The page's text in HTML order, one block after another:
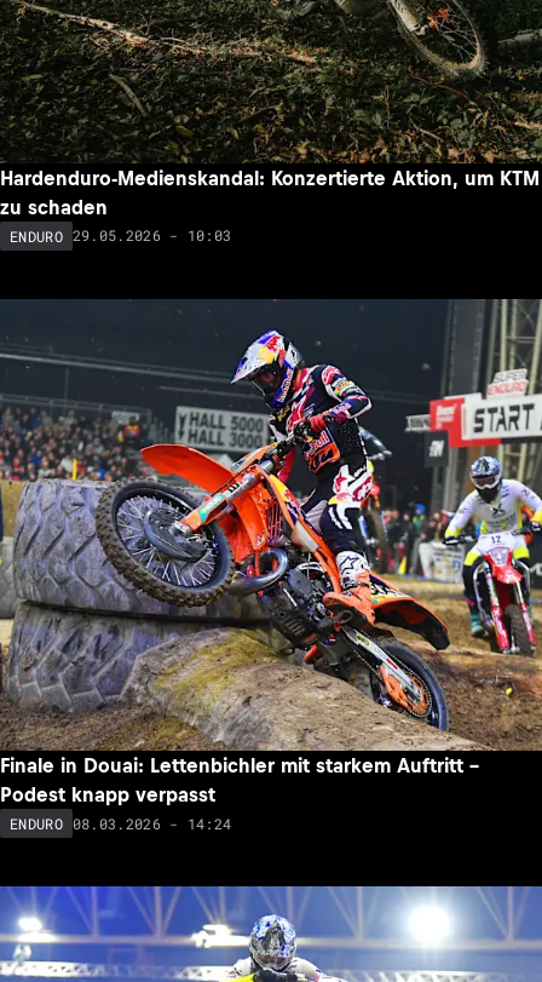
Hardenduro-Medienskandal: Konzertierte Aktion, um KTM
zu schaden
ENDURO 29.05.2026 - 10:03
Finale in Douai: Lettenbichler mit starkem Auftritt –
Podest knapp verpasst
ENDURO 08.03.2026 - 14:24